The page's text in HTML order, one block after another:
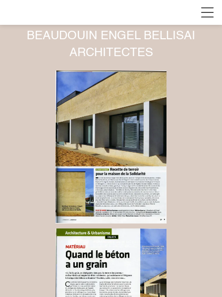
BEAUDOUIN ENGEL BELLISAI
ARCHITECTES